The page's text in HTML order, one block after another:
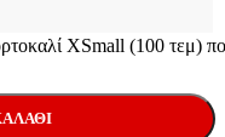
XSmall (100 τεμ)